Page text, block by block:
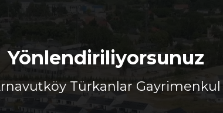
Yönlendiriliyorsunuz
Türkanlar Gayrimenkul